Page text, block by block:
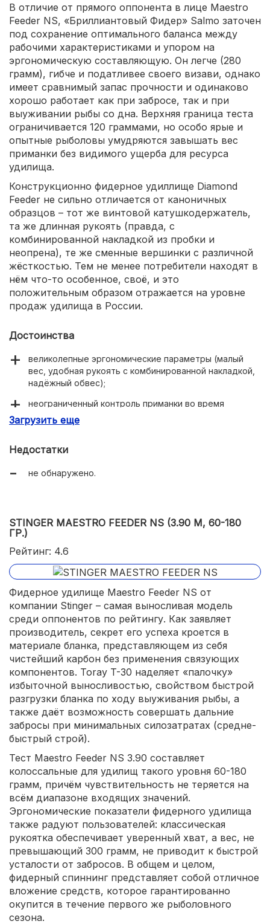
В отличие от прямого оппонента в лице Maestro
Feeder NS, «Бриллиантовый Фидер» Salmo заточен
под сохранение оптимального баланса между
рабочими характеристиками и упором на
эргономическую составляющую. Он легче (280
грамм), гибче и податливее своего визави, однако
имеет сравнимый запас прочности и одинаково
хорошо работает как при забросе, так и при
выуживании рыбы со дна. Верхняя граница теста
ограничивается 120 граммами, но особо ярые и
опытные рыболовы умудряются завышать вес
приманки без видимого ущерба для ресурса
удилища.
Конструкционно фидерное удиллище Diamond
Feeder не сильно отличается от каноничных
образцов – тот же винтовой катушкодержатель,
та же длинная рукоять (правда, с
комбинированной накладкой из пробки и
неопрена), те же сменные вершинки с различной
жёсткостью. Тем не менее потребители находят в
нём что-то особенное, своё, и это
положительным образом отражается на уровне
продаж удилища в России.
Достоинства
великолепные эргономические параметры (малый
вес, удобная рукоять с комбинированной накладкой,
надёжный обвес);
неограниченный контроль приманки во время
проводки и выуживания;
тест до 120 грамм;
Загрузить еще
Недостатки
не обнаружено.
STINGER MAESTRO FEEDER NS (3.90 М, 60-180
ГР.)
Рейтинг: 4.6
Фидерное удилище Maestro Feeder NS от
компании Stinger – самая выносливая модель
среди оппонентов по рейтингу. Как заявляет
производитель, секрет его успеха кроется в
материале бланка, представляющем из себя
чистейший карбон без применения связующих
компонентов. Toray T-30 наделяет «палочку»
избыточной выносливостью, свойством быстрой
разгрузки бланка по ходу выуживания рыбы, а
также даёт возможность совершать дальние
забросы при минимальных силозатратах (средне-
быстрый строй).
Тест Maestro Feeder NS 3.90 составляет
колоссальные для удилищ такого уровня 60-180
грамм, причём чувствительность не теряется на
всём диапазоне входящих значений.
Эргономические показатели фидерного удилища
также радуют пользователей: классическая
рукоятка обеспечивает уверенный хват, а вес, не
превышающий 300 грамм, не приводит к быстрой
усталости от забросов. В общем и целом,
фидерный спиннинг представляет собой отличное
вложение средств, которое гарантированно
окупится в течение первого же рыболовного
сезона.